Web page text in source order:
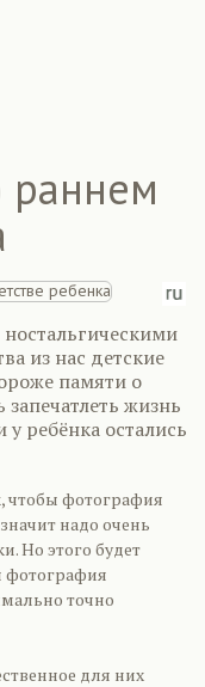
раннем
из нас детские
памяти о
жизнь
ребёнка остались
чтобы фотография
надо очень
Но этого будет
фотография
точно
для них